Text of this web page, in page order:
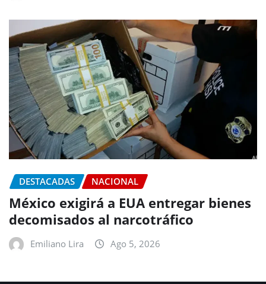
DESTACADAS NACIONAL
México exigirá a EUA entregar bienes
decomisados al narcotráfico
Emiliano Lira Ago 5, 2026